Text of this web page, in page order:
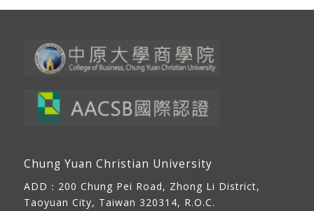
Chung Yuan Christian University
ADD： 200 Chung Pei Road, Zhong Li District,
Taoyuan City, Taiwan 320314, R.O.C.